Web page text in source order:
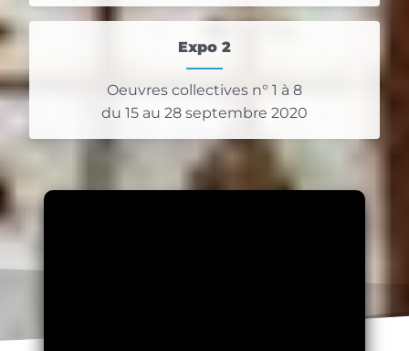
Expo 2
Oeuvres collectives n° 1 à 8
du 15 au 28 septembre 2020